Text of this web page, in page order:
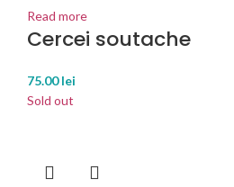
Read more
Cercei soutache
75.00lei
Sold out